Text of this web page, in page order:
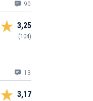
90
3,25
(104)
13
3,17